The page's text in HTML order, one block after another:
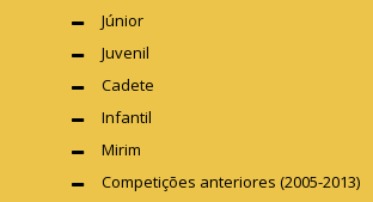
Júnior
Juvenil
Cadete
Infantil
Mirim
Competições anteriores (2005-2013)